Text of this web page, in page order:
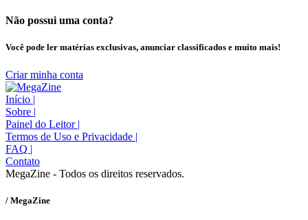
Não possui uma conta?
Você pode ler matérias exclusivas, anunciar classificados e muito mais!
Criar minha conta
Início |
Sobre |
Painel do Leitor |
Termos de Uso e Privacidade |
FAQ |
Contato
MegaZine - Todos os direitos reservados.
/ MegaZine